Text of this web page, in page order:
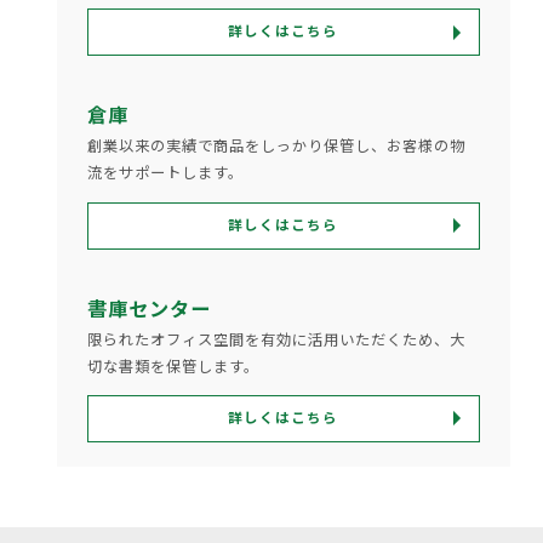
詳しくはこちら
倉庫
創業以来の実績で商品をしっかり保管し、お客様の物
流をサポートします。
詳しくはこちら
書庫センター
限られたオフィス空間を有効に活用いただくため、大
切な書類を保管します。
詳しくはこちら